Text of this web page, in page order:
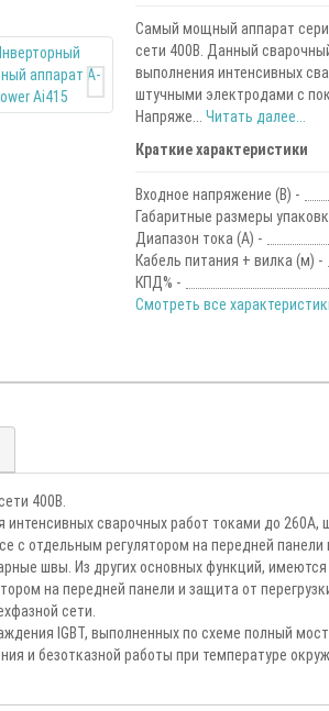
Самый мощный аппарат
сети 400В. Данный
выполнения интенсивных
штучными электродами с
Напряже... Читать далее...
Краткие характеристики
Входное напряжение (В) -
Габаритные размеры
Диапазон тока (А) -
Кабель питания + вилка (м) -
КПД% -
Смотреть все
400В.
сварочных работ токами до
с отдельным регулятором на передней
швы. Из других основных функций,
на передней панели и защита от
сети.
IGBT, выполненных по схеме полный
и безотказной работы при температуре